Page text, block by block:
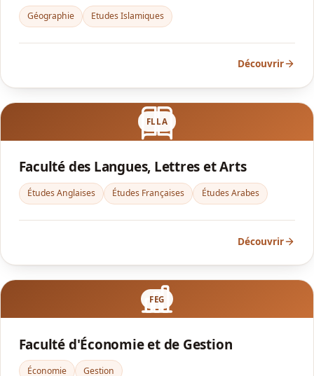
Géographie Etudes Islamiques
Découvrir
FLLA
Faculté des Langues, Lettres et Arts
Études Anglaises Études Françaises Études Arabes
Découvrir
FEG
Faculté d'Économie et de Gestion
Économie Gestion